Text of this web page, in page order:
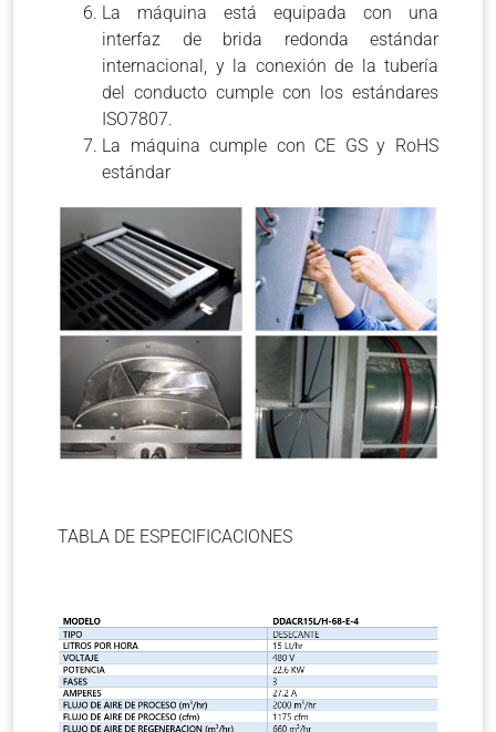
La máquina está equipada con una
interfaz de brida redonda estándar
internacional, y la conexión de la tubería
del conducto cumple con los estándares
ISO7807.
La máquina cumple con CE GS y RoHS
estándar
TABLA DE ESPECIFICACIONES